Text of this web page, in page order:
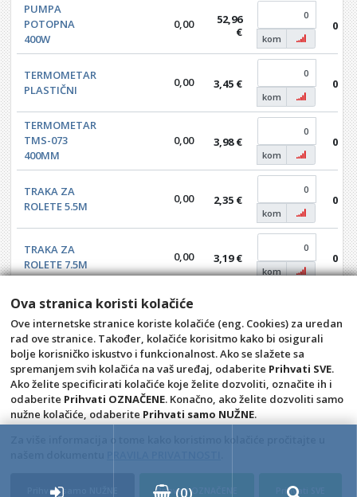
PUMPA
POTOPNA
400W
0,00
52,96
€
kom
0,00
TERMOMETAR
PLASTIČNI
0,00 3,45 €
kom
0,00
TERMOMETAR
TMS-073
400MM
0,00 3,98 €
kom
0,00
TRAKA ZA
ROLETE 5.5M
0,00 2,35 €
kom
0,00
TRAKA ZA
ROLETE 7.5M
0,00 3,19 €
kom
0,00
WURTH
ODVODA
CAGRV
4,00 8,50 €
kom
0,00
Opći uvjeti
Pravila privatnosti
Raskid ugovora – povrat
Prigovor potrošača –
4D Wand IMC 24.11.14.1
Ova stranica koristi kolačiće
Ove internetske stranice koriste kolačiće (eng. Cookies) za uredan
rad ove stranice. Također, kolačiće korisitmo kako bi osigurali
bolje korisničko iskustvo i funkcionalnost. Ako se slažete sa
spremanjem svih kolačića na vaš uređaj, odaberite Prihvati SVE.
Ako želite specificirati kolačiće koje želite dozvoliti, označite ih i
odaberite Prihvati OZNAČENE. Konačno, ako želite dozvoliti samo
nužne kolačiće, odaberite Prihvati samo NUŽNE.
Prihvati samo NUŽNE Prihvati OZNAČENE Prihvati SVE
(0)